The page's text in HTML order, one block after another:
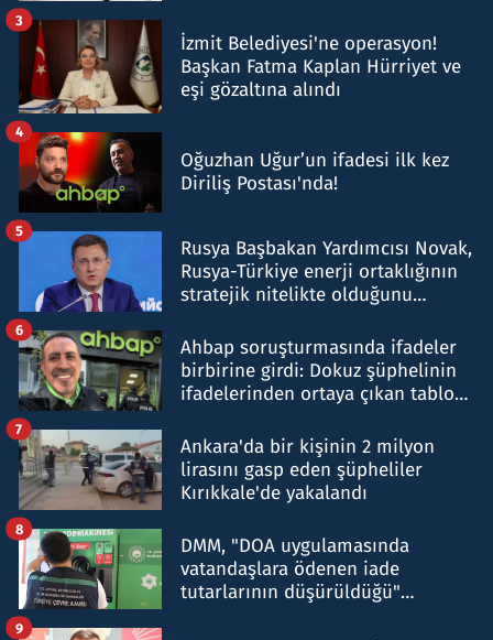
İzmit Belediyesi'ne operasyon!
Başkan Fatma Kaplan Hürriyet ve
eşi gözaltına alındı
3
Oğuzhan Uğur’un ifadesi ilk kez
Diriliş Postası'nda!
4
Rusya Başbakan Yardımcısı Novak,
Rusya-Türkiye enerji ortaklığının
stratejik nitelikte olduğunu
5
Ahbap soruşturmasında ifadeler
birbirine girdi: Dokuz şüphelinin
ifadelerinden ortaya çıkan tablo
6
Ankara'da bir kişinin 2 milyon
lirasını gasp eden şüpheliler
Kırıkkale'de yakalandı
7
DMM, "DOA uygulamasında
vatandaşlara ödenen iade
tutarlarının düşürüldüğü"
8
9